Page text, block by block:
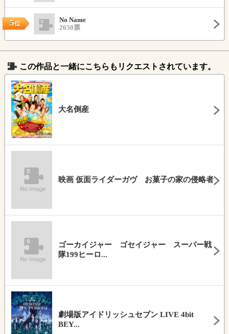
5位
No Name
2650票
この作品と一緒にこちらもリクエストされています。
大名倒産
映画 仮面ライダーガヴ お菓子の家の侵略者
ゴーカイジャー ゴセイジャー スーパー戦
隊199ヒーロ...
劇場版アイドリッシュセブン LIVE 4bit
BEY...